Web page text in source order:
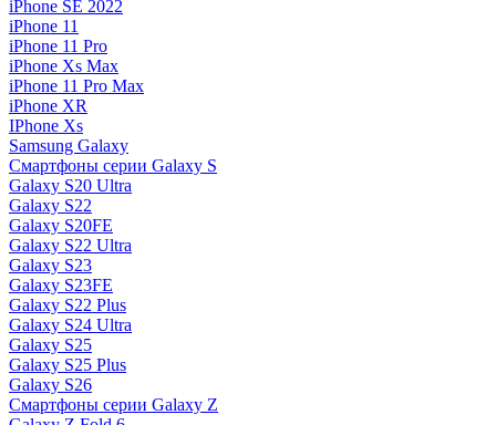
iPhone SE 2022
iPhone 11
iPhone 11 Pro
iPhone Xs Max
iPhone 11 Pro Max
iPhone XR
IPhone Xs
Samsung Galaxy
Смартфоны серии Galaxy S
Galaxy S20 Ultra
Galaxy S22
Galaxy S20FE
Galaxy S22 Ultra
Galaxy S23
Galaxy S23FE
Galaxy S22 Plus
Galaxy S24 Ultra
Galaxy S25
Galaxy S25 Plus
Galaxy S26
Смартфоны серии Galaxy Z